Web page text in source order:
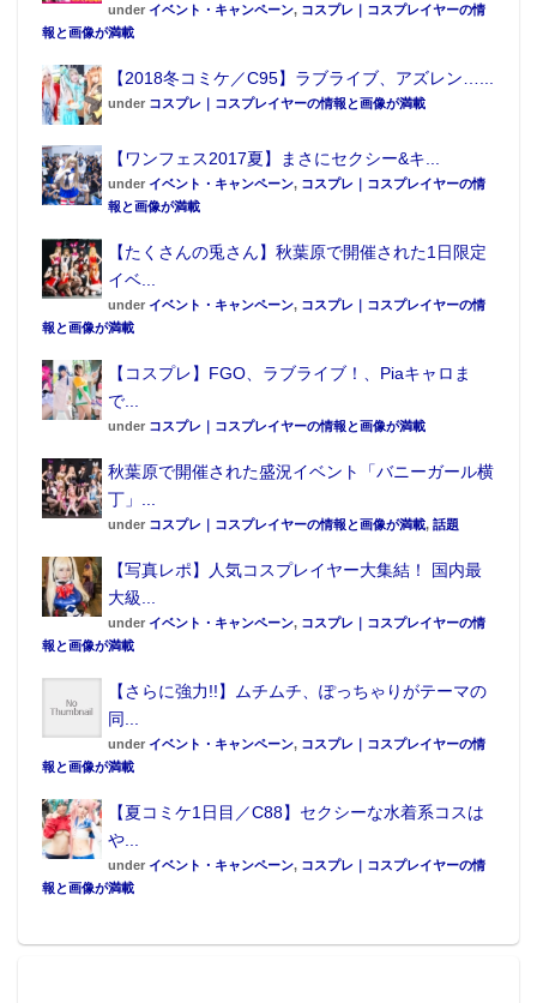
under イベント・キャンペーン, コスプレ｜コスプレイヤーの情
報と画像が満載
【2018冬コミケ／C95】ラブライブ、アズレン…...
under コスプレ｜コスプレイヤーの情報と画像が満載
【ワンフェス2017夏】まさにセクシー&キ...
under イベント・キャンペーン, コスプレ｜コスプレイヤーの情
報と画像が満載
【たくさんの兎さん】秋葉原で開催された1日限定
イベ...
under イベント・キャンペーン, コスプレ｜コスプレイヤーの情
報と画像が満載
【コスプレ】FGO、ラブライブ！、Piaキャロま
で...
under コスプレ｜コスプレイヤーの情報と画像が満載
秋葉原で開催された盛況イベント「バニーガール横
丁」...
under コスプレ｜コスプレイヤーの情報と画像が満載, 話題
【写真レポ】人気コスプレイヤー大集結！ 国内最
大級...
under イベント・キャンペーン, コスプレ｜コスプレイヤーの情
報と画像が満載
【さらに強力!!】ムチムチ、ぽっちゃりがテーマの
同...
under イベント・キャンペーン, コスプレ｜コスプレイヤーの情
報と画像が満載
【夏コミケ1日目／C88】セクシーな水着系コスは
や...
under イベント・キャンペーン, コスプレ｜コスプレイヤーの情
報と画像が満載